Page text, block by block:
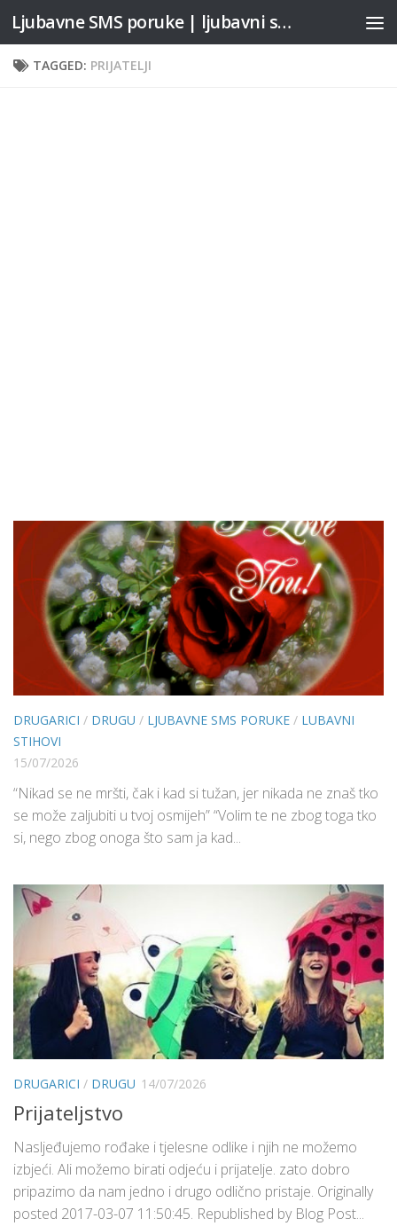
Skip to content Ljubavne SMS poruke | ljubavni stihovi
TAGGED: PRIJATELJI
DRUGARICI / DRUGU / LJUBAVNE SMS PORUKE / LUBAVNI
STIHOVI
15/07/2026
“Nikad se ne mršti, čak i kad si tužan, jer nikada ne znaš tko
se može zaljubiti u tvoj osmijeh” “Volim te ne zbog toga tko
si, nego zbog onoga što sam ja kad...
DRUGARICI / DRUGU 14/07/2026
Prijateljstvo
Nasljeđujemo rođake i tjelesne odlike i njih ne možemo
izbjeći. Ali možemo birati odjeću i prijatelje. zato dobro
pripazimo da nam jedno i drugo odlično pristaje. Originally
posted 2017-03-07 11:50:45. Republished by Blog Post...